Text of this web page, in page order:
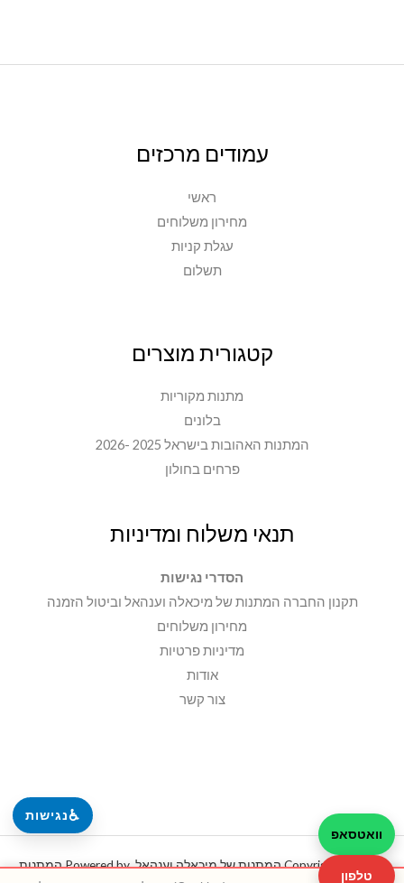
♿נגישות
עמודים מרכזים
ראשי
מחירון משלוחים
עגלת קניות
תשלום
קטגורית מוצרים
מתנות מקוריות
בלונים
המתנות האהובות בישראל 2025 -2026
פרחים בחולון
תנאי משלוח ומדיניות
הסדרי נגישות
תקנון החברה המתנות של מיכאלה וענהאל וביטול הזמנה
מחירון משלוחים
מדיניות פרטיות
אודות
צור קשר
Copyright © 2026 המתנות של מיכאלה וענהאל. Powered by המתנות
וואטסאפ
טלפון